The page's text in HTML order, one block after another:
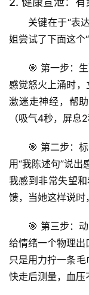
首
页
专
表
自
物
人
关键在于“表
姐尝试了下面这个
🎯 第一步：
感觉怒火上涌时，
激迷走神经，帮
（吸气4秒，屏息
🎯 第二步：
用“我陈述句”说出
我感到非常失望
馈，当她这样说时
🎯 第三步：
给情绪一个物理
只是用力拧一条毛
快走后测量，血压